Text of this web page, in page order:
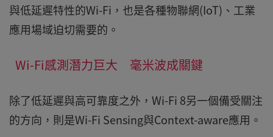
與低延遲特性的Wi-Fi，也是各種物聯網(IoT)、工業
應用場域迫切需要的。
Wi-Fi感測潛力巨大 毫米波成關鍵
除了低延遲與高可靠度之外，Wi-Fi 8另一個備受關注
的方向，則是Wi-Fi Sensing與Context-aware應用。